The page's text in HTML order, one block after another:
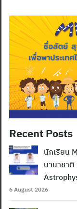
Recent Posts
นักเรียน
นานาชา
6 August 2026